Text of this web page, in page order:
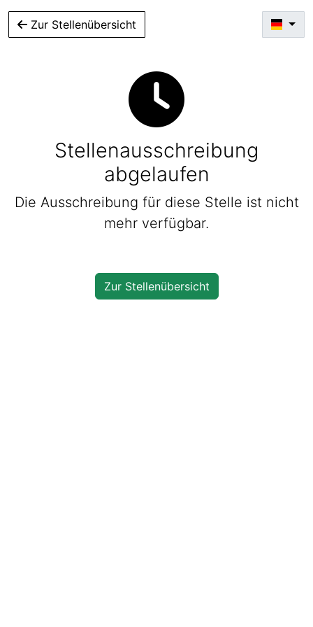
Zur Stellenübersicht
Stellenausschreibung
abgelaufen
Die Ausschreibung für diese Stelle ist nicht
mehr verfügbar.
Zur Stellenübersicht